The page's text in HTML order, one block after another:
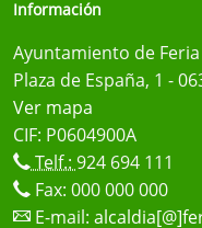
Información
Ayuntamiento de Feria
Plaza de España, 1 -
Ver mapa
CIF: P0604900A
Telf.: 924 694 111
Fax: 000 000 000
E-mail: